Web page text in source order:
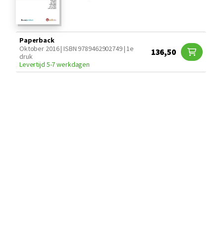
Paperback
Oktober 2016 | ISBN 9789462902749 | 1e
druk
Levertijd 5-7 werkdagen
136,50